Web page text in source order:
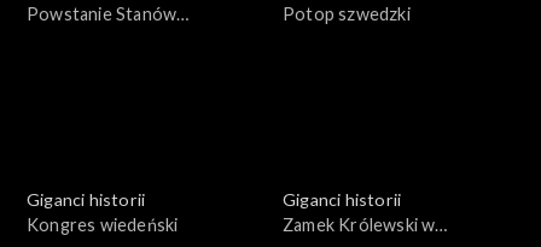
Powstanie Stanów
Potop szwedzki
Giganci historii
Kongres wiedeński
Giganci historii
Zamek Królewski w